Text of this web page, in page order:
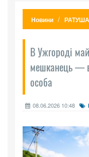
Новини РАТУША
В Ужгороді
мешканець —
особа
08.06.2026 10:48